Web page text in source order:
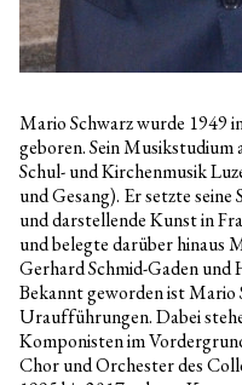
Mario Schwarz wurde 1949
geboren. Sein
Schul- und Kirchenmusik
und Gesang). Er setzte
und darstellende Kunst in
und belegte darüber hinaus
Gerhard Schmid-Gaden
Bekannt geworden ist Mario
Uraufführungen. Dabei
Komponisten im
Chor und Orchester des